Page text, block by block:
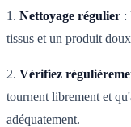
1. Nettoyage régulier :
tissus et un produit
2. Vérifiez
tournent librement et
adéquatement.